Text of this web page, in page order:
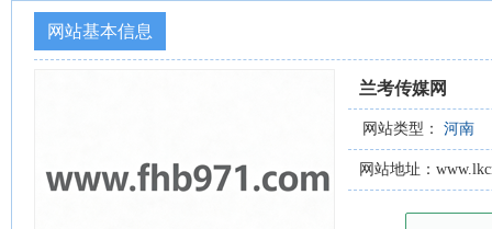
网站基本信息
兰考传媒网
网站类型： 河南
网站地址：